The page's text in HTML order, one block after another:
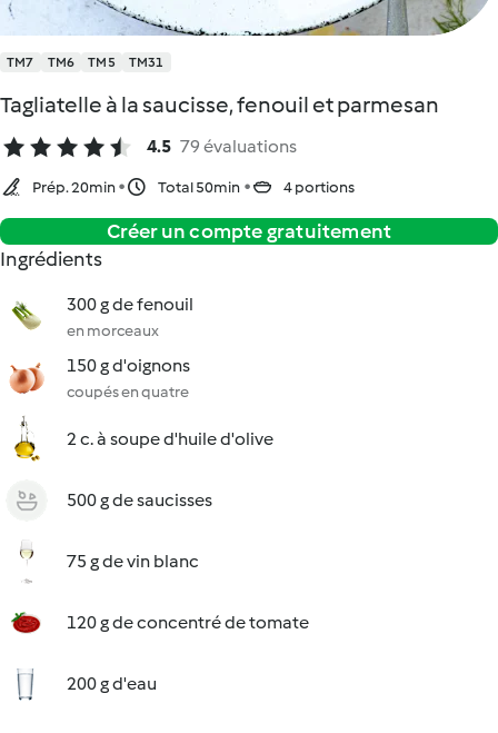
TM7 TM6 TM5 TM31
Tagliatelle à la saucisse, fenouil et parmesan
4.5 79 évaluations
Prép. 20min Total 50min 4 portions
Créer un compte gratuitement
Ingrédients
300 g de fenouil
en morceaux
150 g d'oignons
coupés en quatre
2 c. à soupe d'huile d'olive
500 g de saucisses
75 g de vin blanc
120 g de concentré de tomate
200 g d'eau